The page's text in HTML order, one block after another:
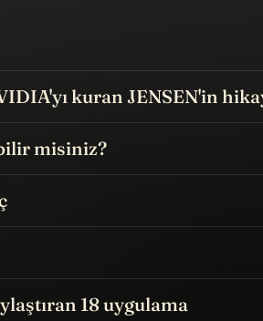
kuran JENSEN'in
misiniz?
18 uygulama